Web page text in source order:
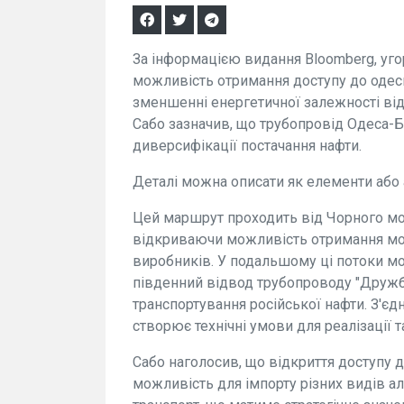
За інформацією видання Bloomberg,
можливість отримання доступу до
зменшенні енергетичної залежності
Сабо зазначив, що трубопровід
диверсифікації постачання нафти.
Деталі можна описати як елементи або
Цей маршрут проходить від Чорного
відкриваючи можливість отримання
виробників. У подальшому ці потоки
південний відвод трубопроводу
транспортування російської нафти.
створює технічні умови для реалізації
Сабо наголосив, що відкриття
можливість для імпорту різних видів